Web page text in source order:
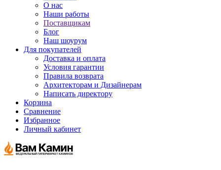
О нас
Наши работы
Поставщикам
Блог
Наш шоурум
Для покупателей
Доставка и оплата
Условия гарантии
Правила возврата
Архитекторам и Дизайнерам
Написать директору
Корзина
Сравнение
Избранное
Личный кабинет